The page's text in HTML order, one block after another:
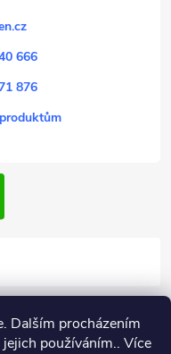
Dalším procházením
používáním.. Více
666
876